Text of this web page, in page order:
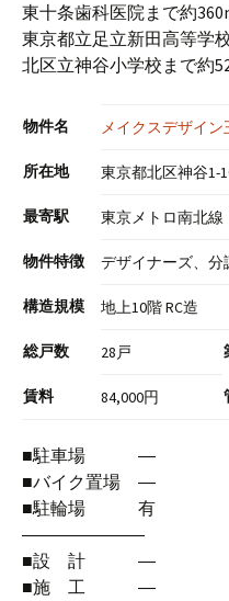
東十条歯科医院まで約
東京都立足立新田高等学
北区立神谷小学校まで約
物件名 メイクスデザイ
所在地 東京都北区神谷1-
最寄駅 東京メトロ南北
物件特徴 デザイナーズ、
構造規模 地上10階 RC造
総戸数 28戸
賃料 84,000円
■駐車場 ―
■バイク置場 ―
■駐輪場 有
―――――――
■設 計 ―
■施 工 ―